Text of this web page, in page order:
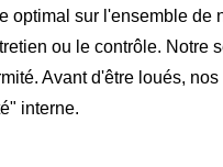
optimal sur l'ensemble de
ou le contrôle. Notre
Avant d'être loués,
interne.